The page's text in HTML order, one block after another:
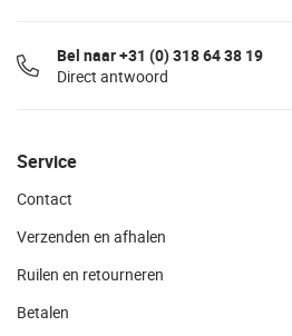
Bel naar +31 (0) 318 64 38 19
Direct antwoord
Service
Contact
Verzenden en afhalen
Ruilen en retourneren
Betalen